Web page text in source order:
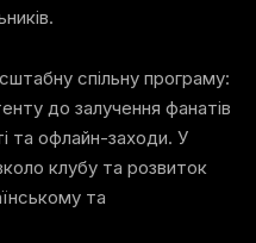
спільну програму:
до залучення фанатів
та офлайн-заходи. У
клубу та розвиток
та